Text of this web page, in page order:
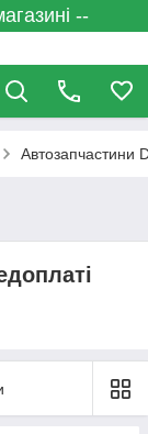
--
Автозапчастини